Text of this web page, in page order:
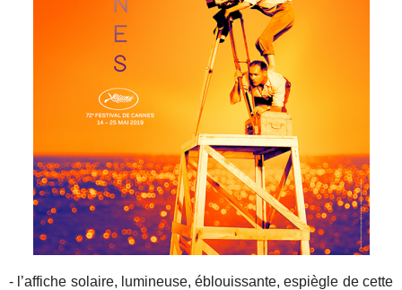
- l’affiche solaire, lumineuse, éblouissante, espiègle de cette